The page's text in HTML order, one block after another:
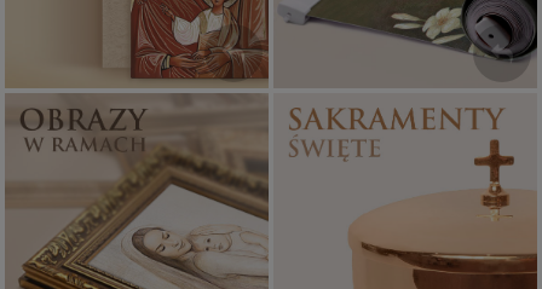
Obrazy religijne
PIĘKNE
WZORY
Sakramenty Święte